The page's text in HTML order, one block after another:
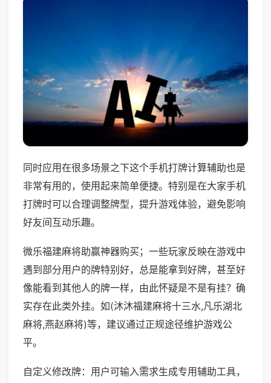
同时应用在很多场景之下这个手机打牌计算辅助也是
非常有用的，使用起来简单便捷。特别是在大家手机
打牌时可以合理调整牌型，提升游戏体验，避免影响
好友间互动乐趣。
微乐福建麻将助赢神器购买；一些玩家反映在游戏中
遇到部分用户的牌特别好，总是能拿到好牌，甚至好
像能看到其他人的牌一样，由此怀疑是不是有挂？确
实存在此类外挂。如(沐沐福建麻将十三水,凡乐湖北
麻将,燕赵麻将)等，建议通过正规途径维护游戏公
平。
自定义修改牌：用户可输入需求生成专用辅助工具，